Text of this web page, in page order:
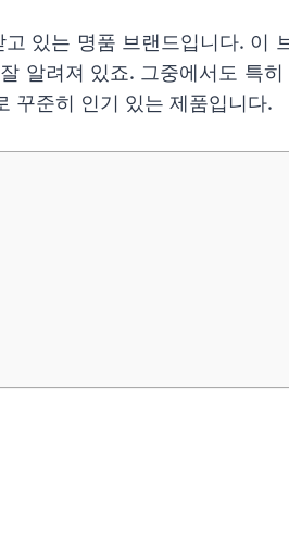
있는 명품 브랜드입니다. 이
알려져 있죠. 그중에서도 특
꾸준히 인기 있는 제품입니다.